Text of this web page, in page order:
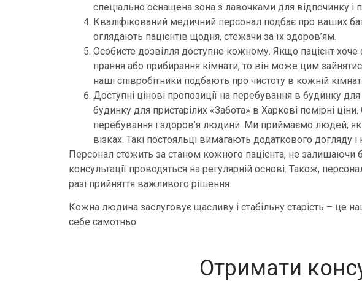
спеціально оснащена зона з лавочками для відпочинку і
Кваліфікований медичний персонал подбає про ваших
оглядають пацієнтів щодня, стежачи за їх здоров’ям.
Особисте дозвілля доступне кожному. Якщо пацієнт
прання або прибирання кімнати, то він може цим
наші співробітники подбають про чистоту в кожній
Доступні цінові пропозиції на перебування в будинку
будинку для пристарілих «Забота» в Харкові помірні
перебування і здоров’я людини. Ми приймаємо людей,
візках. Такі постояльці вимагають додаткового догляду
Персонал стежить за станом кожного пацієнта, не залишаючи
консультації проводяться на регулярній основі. Також,
разі прийняття важливого рішення.
Кожна людина заслуговує щасливу і стабільну старість – це
себе самотньо.
Отримати